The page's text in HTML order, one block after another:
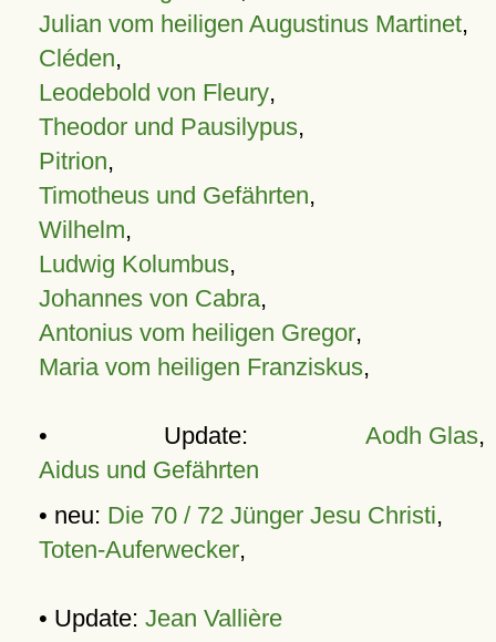
Julian vom heiligen Augustinus Martinet,
Cléden,
Leodebold von Fleury,
Theodor und Pausilypus,
Pitrion,
Timotheus und Gefährten,
Wilhelm,
Ludwig Kolumbus,
Johannes von Cabra,
Antonius vom heiligen Gregor,
Maria vom heiligen Franziskus,
• Update: Aodh Glas,
Aidus und Gefährten
• neu: Die 70 / 72 Jünger Jesu Christi,
Toten-Auferwecker,
• Update: Jean Vallière